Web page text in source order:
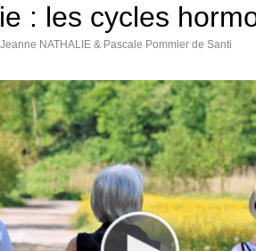
: les cycles
Jeanne NATHALIE & Pascale Pommier de Santi